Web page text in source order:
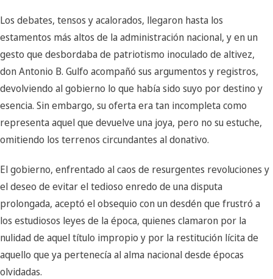
Los debates, tensos y acalorados, llegaron hasta los
estamentos más altos de la administración nacional, y en un
gesto que desbordaba de patriotismo inoculado de altivez,
don Antonio B. Gulfo acompañó sus argumentos y registros,
devolviendo al gobierno lo que había sido suyo por destino y
esencia. Sin embargo, su oferta era tan incompleta como
representa aquel que devuelve una joya, pero no su estuche,
omitiendo los terrenos circundantes al donativo.
El gobierno, enfrentado al caos de resurgentes revoluciones y
el deseo de evitar el tedioso enredo de una disputa
prolongada, aceptó el obsequio con un desdén que frustró a
los estudiosos leyes de la época, quienes clamaron por la
nulidad de aquel título impropio y por la restitución lícita de
aquello que ya pertenecía al alma nacional desde épocas
olvidadas.